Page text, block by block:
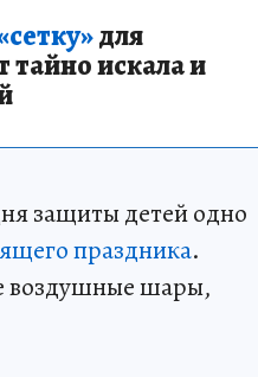
для
тайно искала и
защиты детей одно
праздника.
воздушные шары,